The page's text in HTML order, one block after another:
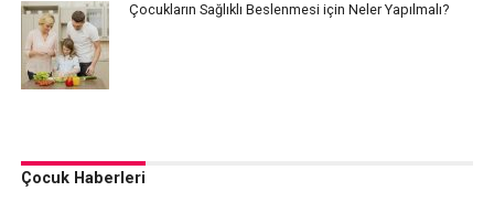
Çocukların Sağlıklı Beslenmesi için Neler Yapılmalı?
Çocuk Haberleri